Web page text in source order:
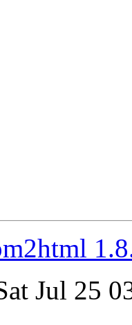
Jul 25